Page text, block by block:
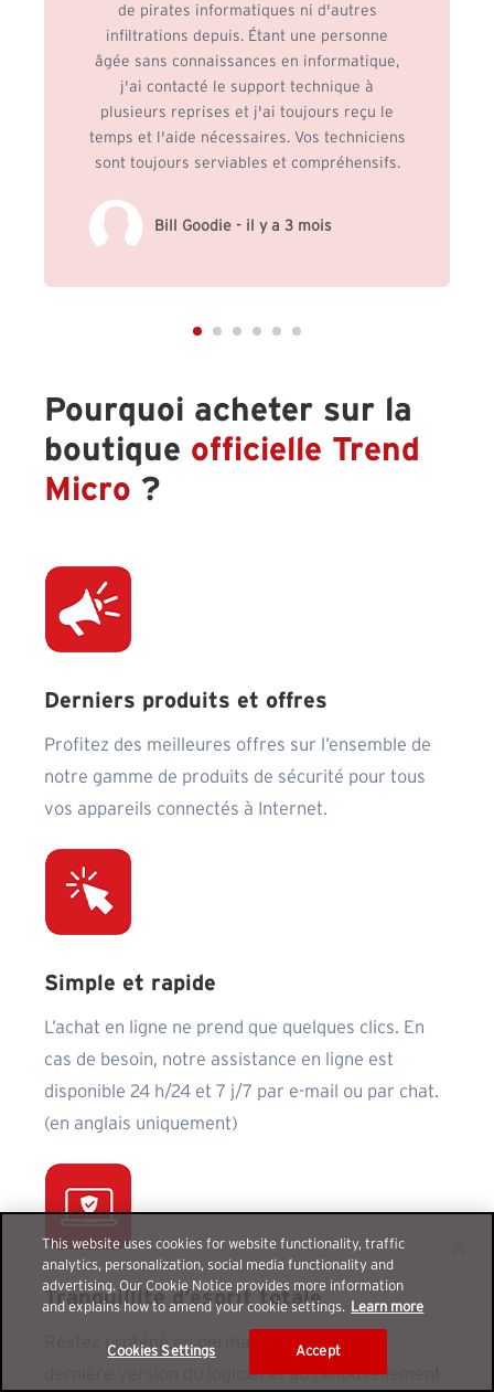
de pirates informatiques ni d'autres
infiltrations depuis. Étant une personne
âgée sans connaissances en informatique,
j'ai contacté le support technique à
plusieurs reprises et j'ai toujours reçu le
temps et l'aide nécessaires. Vos techniciens
sont toujours serviables et compréhensifs.
Bill Goodie - il y a 3 mois
Pourquoi acheter sur la
boutique officielle Trend
Micro ?
Derniers produits et offres
Profitez des meilleures offres sur l’ensemble de
notre gamme de produits de sécurité pour tous
vos appareils connectés à Internet.
Simple et rapide
L’achat en ligne ne prend que quelques clics. En
cas de besoin, notre assistance en ligne est
disponible 24 h/24 et 7 j/7 par e-mail ou par chat.
(en anglais uniquement)
Tranquillité d’esprit totale
Restez protégé en permanence grâce à la
dernière version du logiciel et au renouvellement
This website uses cookies for website functionality, traffic
analytics, personalization, social media functionality and
advertising. Our Cookie Notice provides more information
and explains how to amend your cookie settings. Learn more
Cookies Settings Accept